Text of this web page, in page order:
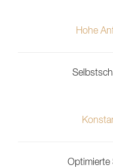
Hohe
Optimierte